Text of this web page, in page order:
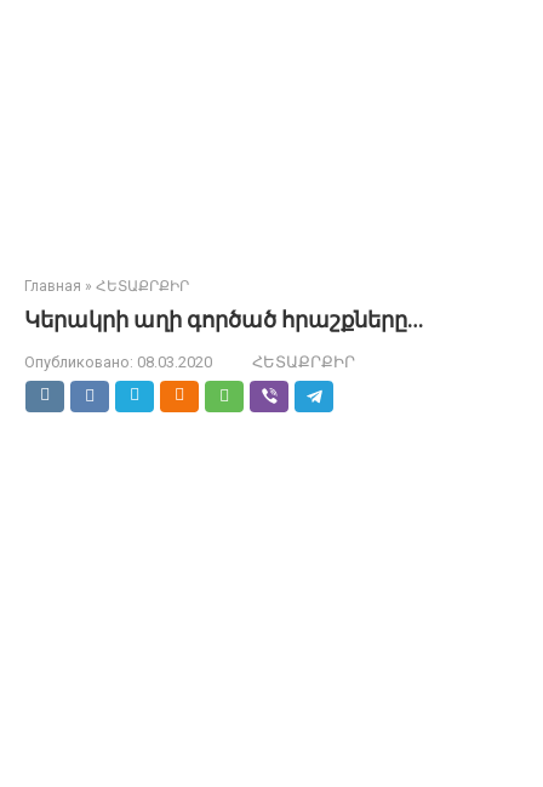
Главная » ՀԵՏԱՔՐՔԻՐ
Կերակրի աղի գործած հրաշքները…
Опубликовано: 08.03.2020 ՀԵՏԱՔՐՔԻՐ